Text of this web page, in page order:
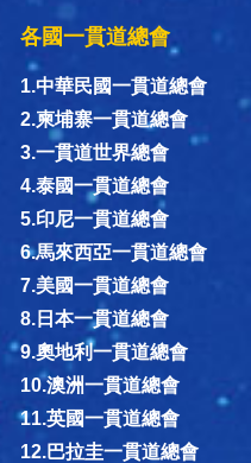
各國一貫道總會
1.中華民國一貫道總會
2.柬埔寨一貫道總會
3.一貫道世界總會
4.泰國一貫道總會
5.印尼一貫道總會
6.馬來西亞一貫道總會
7.美國一貫道總會
8.日本一貫道總會
9.奧地利一貫道總會
10.澳洲一貫道總會
11.英國一貫道總會
12.巴拉圭一貫道總會